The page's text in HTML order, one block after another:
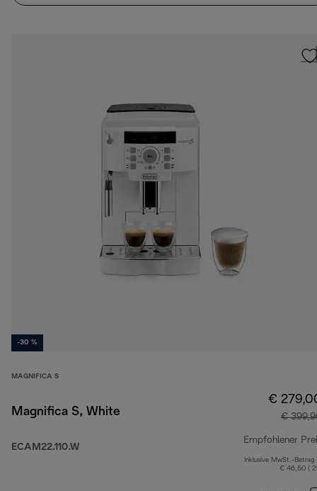
-30 %
MAGNIFICA S
Magnifica S, White
ECAM22.110.W
€
€
Empfohlener
Inklusive MwSt.-Betrag
€ 46,50 (